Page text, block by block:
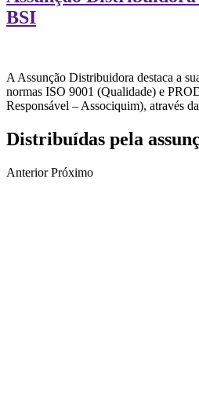
BSI
A Assunção Distribuidora destaca a
normas ISO 9001 (Qualidade) e
Responsável – Associquim), através
Distribuídas pela
Anterior Próximo